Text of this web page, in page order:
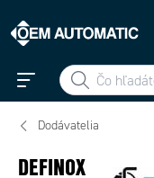
Dodávatelia
DEFINOX